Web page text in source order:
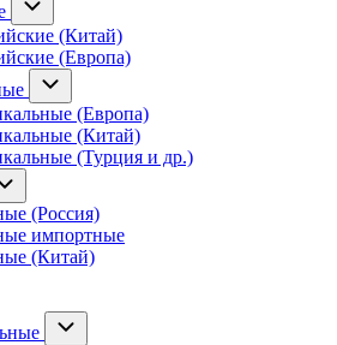
(Китай)
(Европа)
(Европа)
(Китай)
(Турция и др.)
(Россия)
импортные
(Китай)